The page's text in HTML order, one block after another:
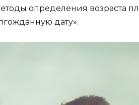
определения возраста
дату».